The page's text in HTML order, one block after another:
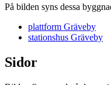
På bilden syns dessa
plattform Gräveby
stationshus Gräveby
Sidor